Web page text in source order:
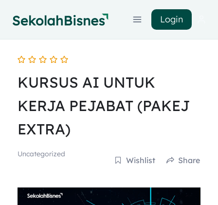
Login
KURSUS AI UNTUK
KERJA PEJABAT (PAKEJ
EXTRA)
Uncategorized
Wishlist Share